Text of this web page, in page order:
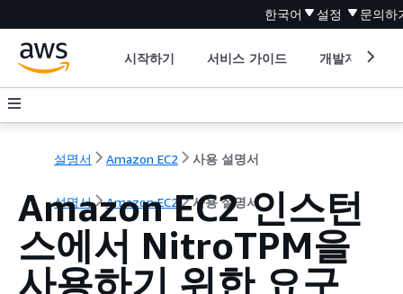
한국어 설정 문의하
시작하기 서비스 가이드 개발자 도구
설명서 Amazon EC2 사용 설명서
설명서 Amazon EC2 사용 설명서
Amazon EC2 인스턴
스에서 NitroTPM을
사용하기 위한 요구